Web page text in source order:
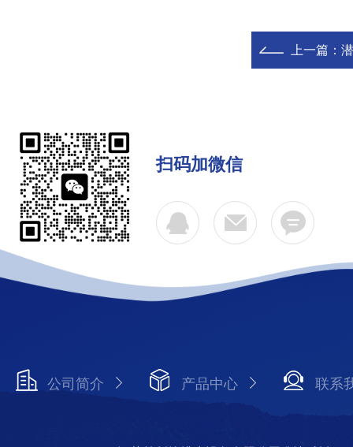
上一篇：
扫码加微信
公司简介 产品中心 联系